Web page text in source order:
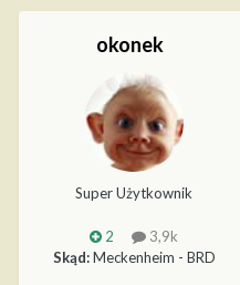
okonek
Super Użytkownik
2
3,9k
Skąd:Meckenheim - BRD